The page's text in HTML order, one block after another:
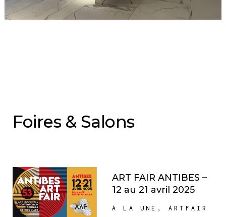
Foires & Salons
ART FAIR ANTIBES –
12 au 21 avril 2025
A LA UNE ,ARTFAIR